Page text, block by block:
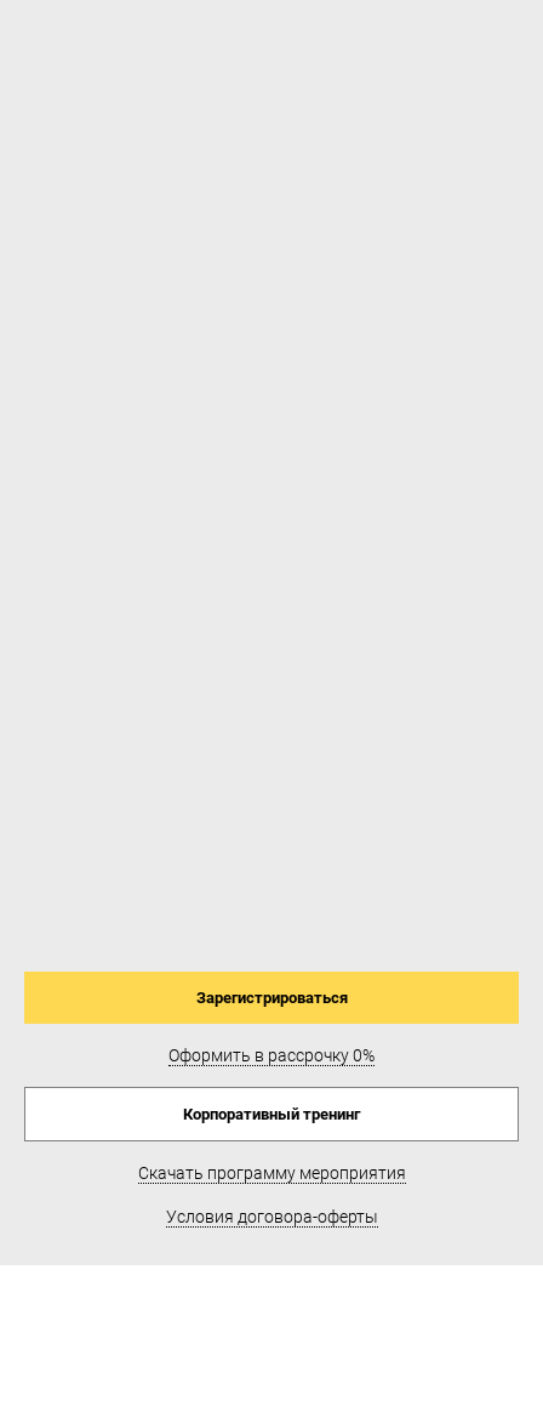
Зарегистрироваться
Оформить в рассрочку 0%
Корпоративный тренинг
Скачать программу мероприятия
Условия договора-оферты